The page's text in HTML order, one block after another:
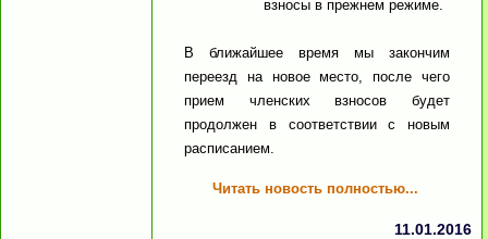
взносы в прежнем режиме.
В ближайшее время мы закончим
переезд на новое место, после чего
прием членских взносов будет
продолжен в соответствии с новым
расписанием.
Читать новость полностью...
11.01.2016